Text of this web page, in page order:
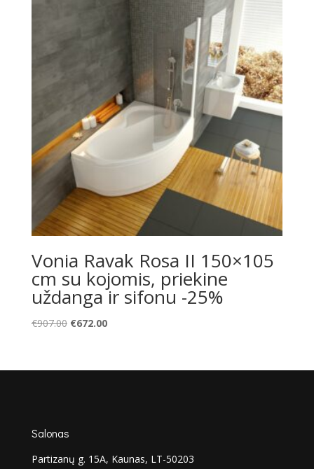
Vonia Ravak Rosa II 150×105
cm su kojomis, priekine
uždanga ir sifonu -25%
€907.00 Original
€907.00.
€672.00Current
€672.00.
Salonas
Partizanų g. 15A, Kaunas, LT-50203